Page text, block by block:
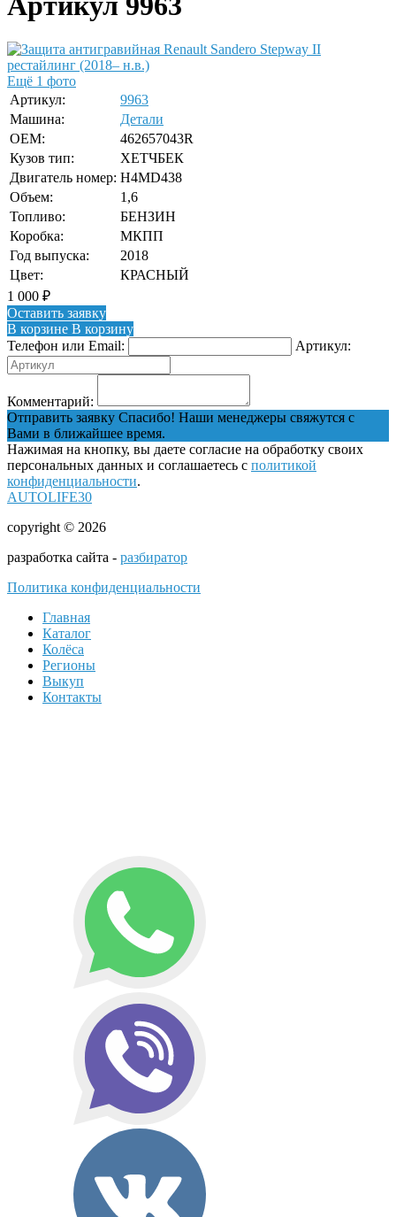
Ещё 1 фото
Артикул:
9963
Машина:
Детали
OEM:
462657043R
Кузов тип:
ХЕТЧБЕК
Двигатель номер: H4MD438
Объем:
1,6
Топливо:
БЕНЗИН
Коробка:
МКПП
Год выпуска:
2018
Цвет:
КРАСНЫЙ
1 000 ₽
Оставить заявку
В корзине В корзину
Телефон или Email:
Артикул:
Комментарий:
Отправить заявку Спасибо! Наши менеджеры свяжутся с
Вами в ближайшее время.
Нажимая на кнопку, вы даете согласие на обработку своих
персональных данных и соглашаетесь с политикой
конфиденциальности.
AUTOLIFE30
copyright © 2026
разработка сайта - разбиратор
Политика конфиденциальности
Главная
Каталог
Колёса
Регионы
Выкуп
Контакты